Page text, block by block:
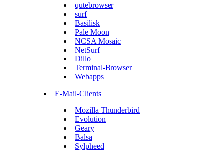
qutebrowser
surf
Basilisk
Pale Moon
NCSA Mosaic
NetSurf
Dillo
Terminal-Browser
Webapps
E-Mail-Clients
Mozilla Thunderbird
Evolution
Geary
Balsa
Sylpheed